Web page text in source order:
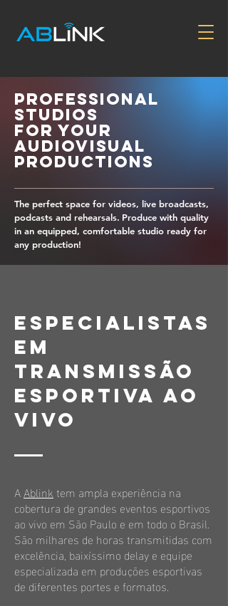
Professional
Studios
for Your
Audiovisual
Productions
The perfect space for videos, live broadcasts,
podcasts and rehearsals. Produce with quality
in an equipped, comfortable studio ready for
any production!
Especialistas
em
transmissão
esportiva ao
vivo
AAblink tem ampla experiência na
cobertura de grandes eventos esportivos
ao vivo em São Paulo e em todo o Brasil.
São milhares de horas transmitidas com
excelência, baixíssimo delay e equipe
especializada em produções esportivas
de diferentes portes e formatos.